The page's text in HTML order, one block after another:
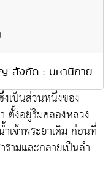
สังกัด : มหานิกาย
เป็นส่วนหนึ่งของ
ตั้งอยู่ริมคลองหลวง
เจ้าพระยาเดิม ก่อนที่
ามและกลายเป็นลำ